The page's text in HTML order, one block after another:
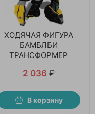
ХОДЯЧАЯ ФИГУРА
БАМБЛБИ
ТРАНСФОРМЕР
2 036 ₽
В корзину